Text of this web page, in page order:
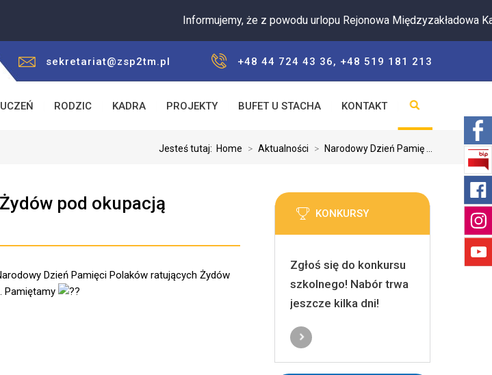
Informujemy, że z powodu urlopu Rejonowa Międzyzakładowa Kasa
sekretariat@zsp2tm.pl +48 44 724 43 36, +48 519 181 213
UCZEŃ RODZIC KADRA PROJEKTY BUFET U STACHA KONTAKT
Jesteś tutaj: Home > Aktualności > Narodowy Dzień Pamię ...
pod okupacją
Dzień Pamięci Polaków ratujących Żydów
Pamiętamy
KONKURSY
Zgłoś się do konkursu
szkolnego! Nabór trwa
jeszcze kilka dni!